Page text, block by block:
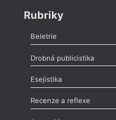
Rubriky
Beletrie
Poezie,Próza,
Drobná publicistika
Odlesk
Nekrolog,Glosa,
Esejistika
Esej ,Pádlo,Úvaha
Recenze a reflexe